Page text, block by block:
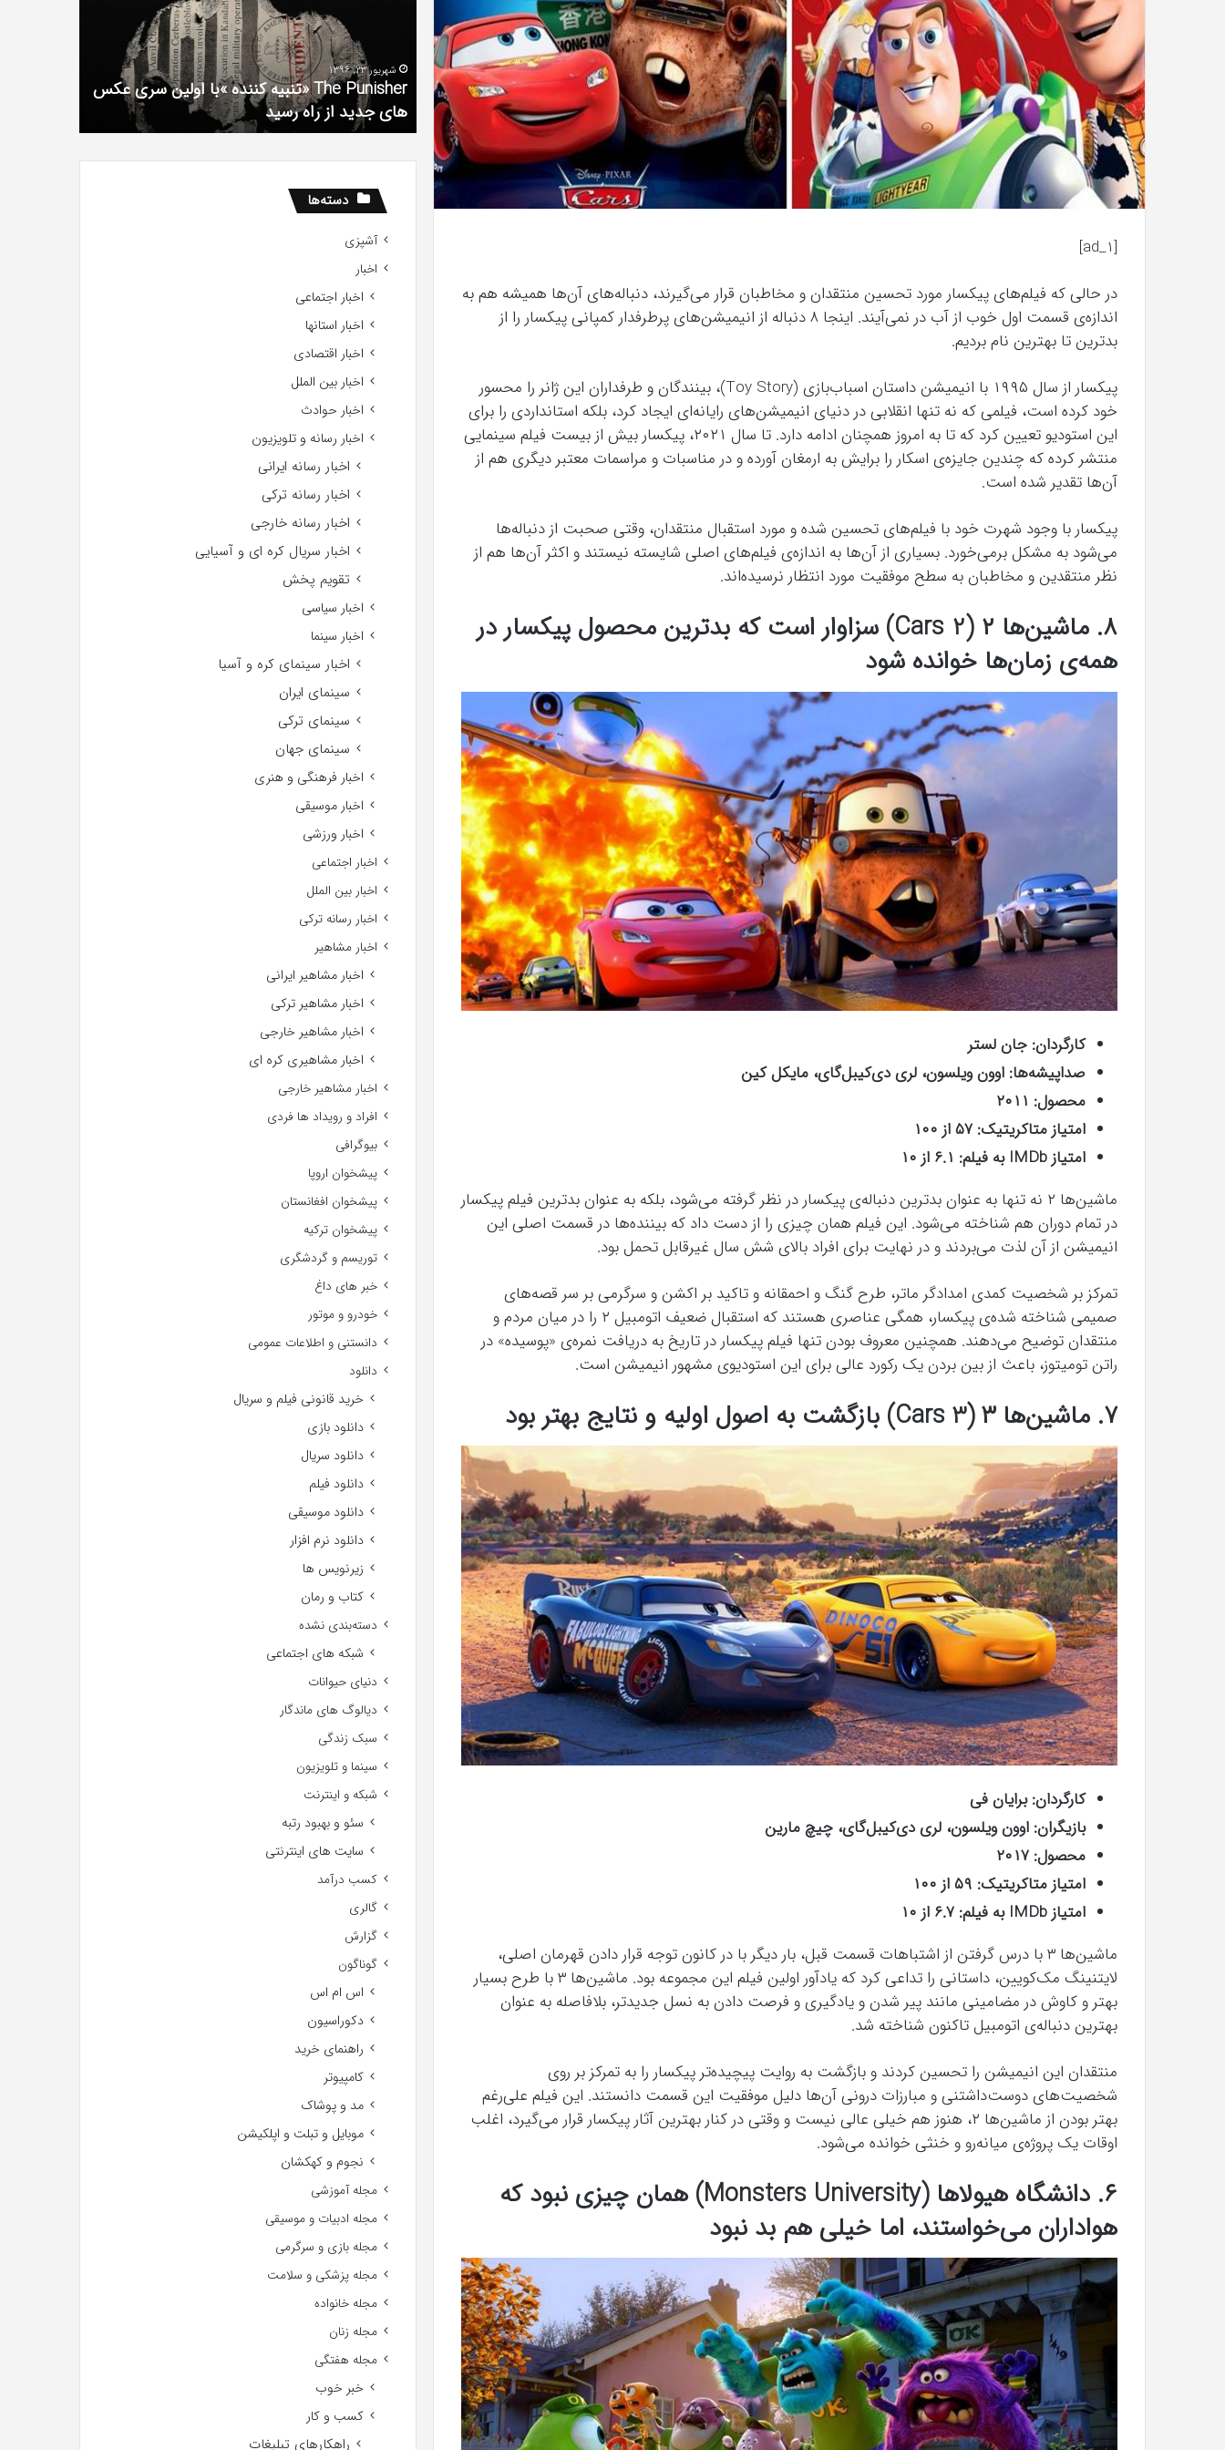
[ad_1]
در حالی که فیلم‌های پیکسار مورد تحسین منتقدان و مخاطبان قرار می‌گیرند، دنباله‌های آن‌ها همیشه هم به
اندازه‌ی قسمت اول خوب از آب در نمی‌آیند. اینجا ۸ دنباله از انیمیشن‌های پرطرفدار کمپانی پیکسار را از
بدترین تا بهترین نام بردیم.
پیکسار از سال ۱۹۹۵ با انیمیشن داستان اسباب‌بازی (Toy Story)، بینندگان و طرفداران این ژانر را محسور
خود کرده است، فیلمی که نه تنها انقلابی در دنیای انیمیشن‌های رایانه‌ای ایجاد کرد، بلکه استانداردی را برای
این استودیو تعیین کرد که تا به امروز همچنان ادامه دارد. تا سال ۲۰۲۱، پیکسار بیش از بیست فیلم سینمایی
منتشر کرده که چندین جایزه‌ی اسکار را برایش به ارمغان آورده و در مناسبات و مراسمات معتبر دیگری هم از
آن‌ها تقدیر شده است.
پیکسار با وجود شهرت خود با فیلم‌های تحسین شده و مورد استقبال منتقدان، وقتی صحبت از دنباله‌ها
می‌شود به مشکل برمی‌خورد. بسیاری از آن‌ها به اندازه‌ی فیلم‌های اصلی شایسته‌ نیستند و اکثر آن‌ها هم از
نظر منتقدین و مخاطبان به سطح موفقیت مورد انتظار نرسیده‌اند.
۸. ماشین‌ها ۲ (Cars 2) سزاوار است که بدترین محصول پیکسار در
همه‌ی زمان‌ها خوانده شود
کارگردان: جان لستر
صداپیشه‌ها: اوون ویلسون، لری دی‌کیبل‌گای، مایکل کین
محصول: ۲۰۱۱
امتیاز متاکریتیک: ۵۷ از ۱۰۰
امتیاز IMDb به فیلم: ۶.۱ از ۱۰
ماشین‌ها ۲ نه تنها به عنوان بدترین دنباله‌ی پیکسار در نظر گرفته می‌شود، بلکه به عنوان بدترین فیلم پیکسار
در تمام دوران هم شناخته می‌شود. این فیلم همان چیزی را از دست داد که بیننده‌ها در قسمت اصلی این
انیمیشن از آن لذت می‌بردند و در نهایت برای افراد بالای شش سال غیرقابل تحمل بود.
تمرکز بر شخصیت کمدی امدادگر ماتر، طرح گنگ و احمقانه و تاکید بر اکشن و سرگرمی بر سر قصه‌های
صمیمی شناخته شده‌ی پیکسار، همگی عناصری هستند که استقبال ضعیف اتومبیل ۲ را در میان مردم و
منتقدان توضیح می‌دهند. همچنین معروف بودن تنها فیلم پیکسار در تاریخ به دریافت نمره‌ی «پوسیده» در
راتن تومیتوز، باعث از بین بردن یک رکورد عالی برای این استودیوی مشهور انیمیشن است.
۷. ماشین‌ها ۳ (Cars 3) بازگشت به اصول اولیه و نتایج بهتر بود
کارگردان: برایان فی
بازیگران: اوون ویلسون، لری دی‌کیبل‌گای، چیچ مارین
محصول: ۲۰۱۷
امتیاز متاکریتیک: ۵۹ از ۱۰۰
امتیاز IMDb به فیلم: ۶.۷ از ۱۰
ماشین‌ها ۳ با درس گرفتن از اشتباهات قسمت قبل، بار دیگر با در کانون توجه قرار دادن قهرمان اصلی،
لایتنینگ مک‌کویین، داستانی را تداعی کرد که یادآور اولین فیلم این مجموعه بود. ماشین‌ها ۳ با طرح بسیار
بهتر و کاوش در مضامینی مانند پیر شدن و یادگیری و فرصت دادن به نسل جدیدتر، بلافاصله به عنوان
بهترین دنباله‌ی اتومبیل تاکنون شناخته شد.
منتقدان این انیمیشن را تحسین کردند و بازگشت به روایت پیچیده‌تر پیکسار را به تمرکز بر روی
شخصیت‌های دوست‌داشتنی و مبارزات درونی آن‌ها دلیل موفقیت این قسمت دانستند. این فیلم علی‌رغم
بهتر بودن از ماشین‌ها ۲، هنوز هم خیلی عالی نیست و وقتی در کنار بهترین آثار پیکسار قرار می‌گیرد، اغلب
اوقات یک پروژه‌ی میانه‌رو و خنثی خوانده می‌شود.
۶. دانشگاه هیولاها (Monsters University) همان چیزی نبود که
هواداران می‌خواستند، اما خیلی هم بد نبود
با
حیوانات
وحشی
!
تیر 13, 1397
رابطه جنسی این دختر با حیوانات وحشی !
که
“فروزن
2”
موفق
خواهد
بود.
آذر 23, 1398
کریستن بل می دانست که “فروزن 2” موفق
خواهد بود.
عکس
های
جدید
از
شهریور 23, 1396
The Punisher «تنبیه کننده »با اولین سری عکس
های جدید از راه رسید
دسته‌ها
آشپزی
اخبار
اخبار اجتماعی
اخبار استانها
اخبار اقتصادی
اخبار بین الملل
اخبار حوادث
اخبار رسانه و تلویزیون
اخبار رسانه ایرانی
اخبار رسانه ترکی
اخبار رسانه خارجی
اخبار سریال کره ای و آسیایی
تقویم پخش
اخبار سیاسی
اخبار سینما
اخبار سینمای کره و آسیا
سینمای ایران
سینمای ترکی
سینمای جهان
اخبار فرهنگی و هنری
اخبار موسیقی
اخبار ورزشی
اخبار اجتماعی
اخبار بین الملل
اخبار رسانه ترکی
اخبار مشاهیر
اخبار مشاهیر ایرانی
اخبار مشاهیر ترکی
اخبار مشاهیر خارجی
اخبار مشاهیری کره ای
اخبار مشاهیر خارجی
افراد و رویداد ها فردی
بیوگرافی
پیشخوان اروپا
پیشخوان افغانستان
پیشخوان ترکیه
توریسم و گردشگری
خبر های داغ
خودرو و موتور
دانستنی و اطلاعات عمومی
دانلود
خرید قانونی فیلم و سریال
دانلود بازی
دانلود سریال
دانلود فیلم
دانلود موسیقی
دانلود نرم افزار
زیرنویس ها
کتاب و رمان
دسته‌بندی نشده
شبکه های اجتماعی
دنیای حیوانات
دیالوگ های ماندگار
سبک زندگی
سینما و تلویزیون
شبکه و اینترنت
سئو و بهبود رتبه
سایت های اینترنتی
کسب درآمد
گالری
گزارش
گوناگون
اس ام اس
دکوراسیون
راهنمای خرید
کامپیوتر
مد و پوشاک
موبایل و تبلت و اپلکیشن
نجوم و کهکشان
مجله آموزشی
مجله ادبیات و موسیقی
مجله بازی و سرگرمی
مجله پزشکی و سلامت
مجله خانواده
مجله زنان
مجله هفتگی
خبر خوب
کسب و کار
راهکارهای تبلیغات